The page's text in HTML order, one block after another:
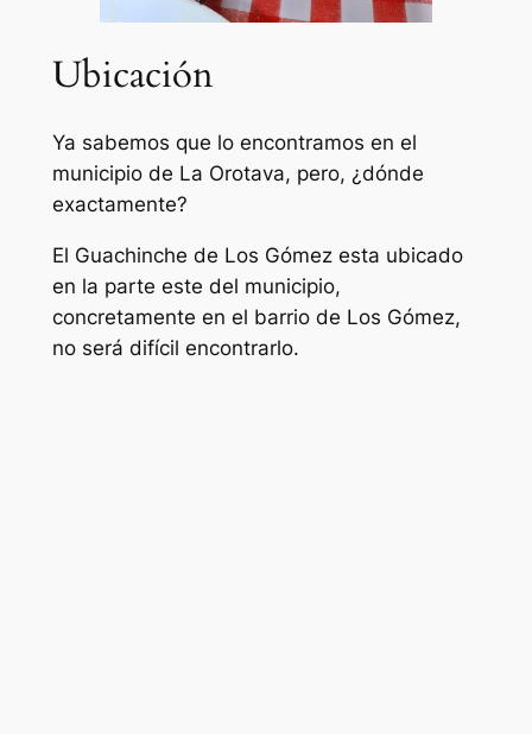
Ubicación
Ya sabemos que lo encontramos en el
municipio de La Orotava, pero, ¿dónde
exactamente?
El Guachinche de Los Gómez esta ubicado
en la parte este del municipio,
concretamente en el barrio de Los Gómez,
no será difícil encontrarlo.